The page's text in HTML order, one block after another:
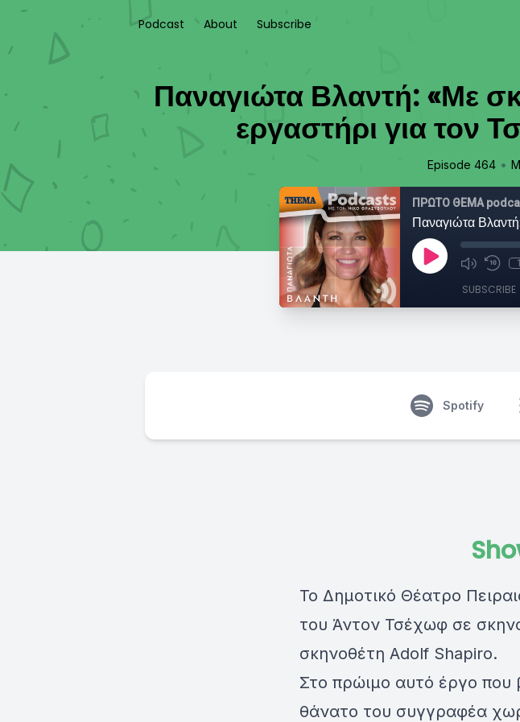
Podcast About Subscribe
Παναγιώτα Βλαντή: «Με
εργαστήρι για τον
Episode 464 •
ΠΡΩΤΟ ΘΕΜΑ
SUBSCRIBE
Spotify
Το Δημοτικό Θέατρο
του Άντον Τσέχωφ σε
σκηνοθέτη Adolf Shapiro.
Στο πρώιμο αυτό έργο που
θάνατο του συγγραφέα